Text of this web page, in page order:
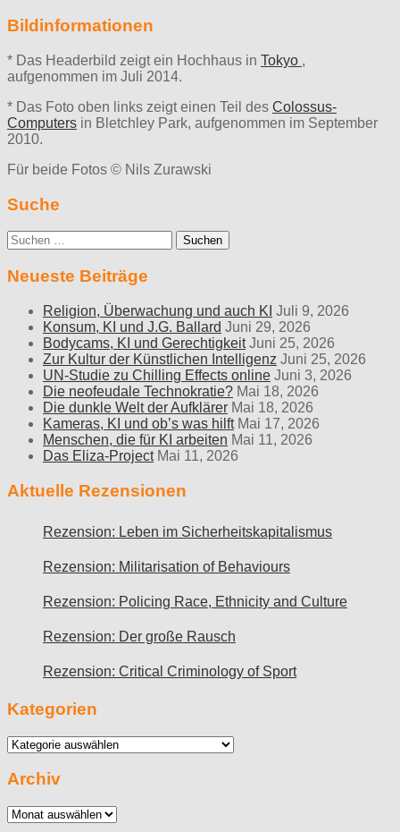
Bildinformationen
* Das Headerbild zeigt ein Hochhaus in Tokyo ,
aufgenommen im Juli 2014.
* Das Foto oben links zeigt einen Teil des Colossus-
Computers in Bletchley Park, aufgenommen im September
2010.
Für beide Fotos © Nils Zurawski
Suche
Suche
nach:
Neueste Beiträge
Religion, Überwachung und auch KI Juli 9, 2026
Konsum, KI und J.G. Ballard Juni 29, 2026
Bodycams, KI und Gerechtigkeit Juni 25, 2026
Zur Kultur der Künstlichen Intelligenz Juni 25, 2026
UN-Studie zu Chilling Effects online Juni 3, 2026
Die neofeudale Technokratie? Mai 18, 2026
Die dunkle Welt der Aufklärer Mai 18, 2026
Kameras, KI und ob’s was hilft Mai 17, 2026
Menschen, die für KI arbeiten Mai 11, 2026
Das Eliza-Project Mai 11, 2026
Aktuelle Rezensionen
Rezension: Leben im Sicherheitskapitalismus
Rezension: Militarisation of Behaviours
Rezension: Policing Race, Ethnicity and Culture
Rezension: Der große Rausch
Rezension: Critical Criminology of Sport
Kategorien
Kategorien
Archiv
Archiv